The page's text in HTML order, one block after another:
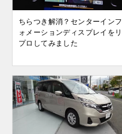
ちらつき解消？センターインフ
ォメーションディスプレイをリ
プロしてみました